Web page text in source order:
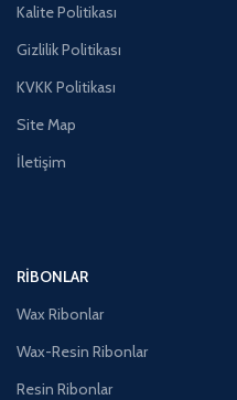
Kalite Politikası
Gizlilik Politikası
KVKK Politikası
Site Map
İletişim
RIBONLAR
Wax Ribonlar
Wax-Resin Ribonlar
Resin Ribonlar